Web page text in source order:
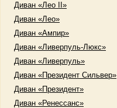
Диван «Лео II»
Диван «Лео»
Диван «Ампир»
Диван «Ливерпуль-Люкс»
Диван «Ливерпуль»
Диван «Президент Сильвер»
Диван «Президент»
Диван «Ренессанс»